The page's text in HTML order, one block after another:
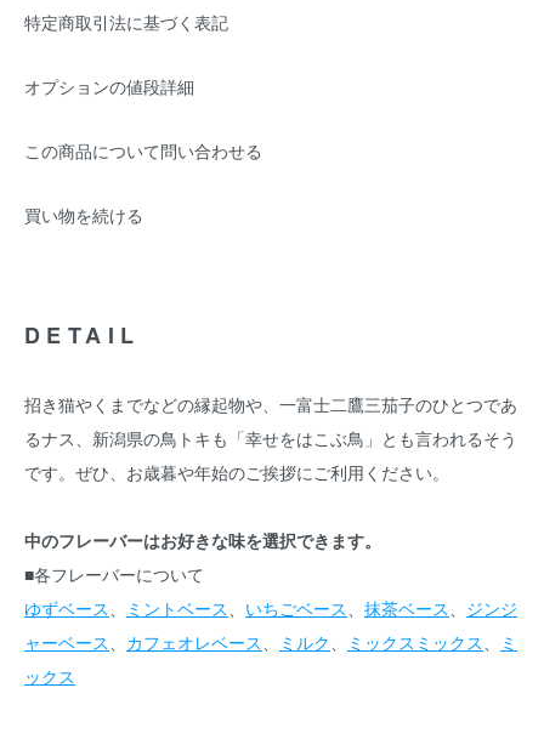
特定商取引法に基づく表記
オプションの値段詳細
この商品について問い合わせる
買い物を続ける
DETAIL
招き猫やくまでなどの縁起物や、一富士二鷹三茄子のひとつであ
るナス、新潟県の鳥トキも「幸せをはこぶ鳥」とも言われるそう
です。ぜひ、お歳暮や年始のご挨拶にご利用ください。
中のフレーバーはお好きな味を選択できます。
■各フレーバーについて
ゆずベース、 ミントベース、 いちごベース、 抹茶ベース、 ジンジ
ャーベース、 カフェオレベース、 ミルク、 ミックスミックス、
ミ
ックス